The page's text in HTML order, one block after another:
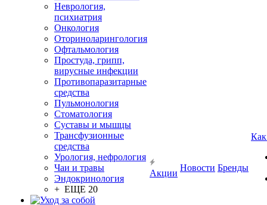
Неврология,
психиатрия
Онкология
Оториноларингология
Офтальмология
Простуда, грипп,
вирусные инфекции
Противопаразитарные
средства
Пульмонология
Стоматология
Суставы и мышцы
Трансфузионные
средства
Урология, нефрология
Чаи и травы
Эндокринология
+ ЕЩЕ 20
Акции
Новости Бренды